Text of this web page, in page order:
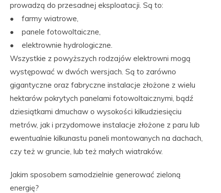
prowadzą do przesadnej eksploatacji. Są to:
• farmy wiatrowe,
• panele fotowoltaiczne,
• elektrownie hydrologiczne.
Wszystkie z powyższych rodzajów elektrowni mogą
występować w dwóch wersjach. Są to zarówno
gigantyczne oraz fabryczne instalacje złożone z wielu
hektarów pokrytych panelami fotowoltaicznymi, bądź
dziesiątkami dmuchaw o wysokości kilkudziesięciu
metrów, jak i przydomowe instalacje złożone z paru lub
ewentualnie kilkunastu paneli montowanych na dachach,
czy też w gruncie, lub też małych wiatraków.
Jakim sposobem samodzielnie generować zieloną
energię?